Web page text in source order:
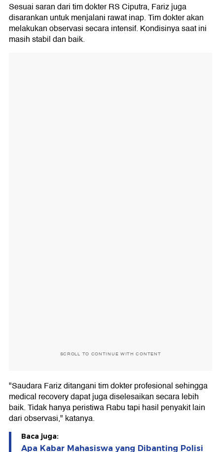
Sesuai saran dari tim dokter RS Ciputra, Fariz juga
disarankan untuk menjalani rawat inap. Tim dokter akan
melakukan observasi secara intensif. Kondisinya saat ini
masih stabil dan baik.
SCROLL TO CONTINUE WITH CONTENT
"Saudara Fariz ditangani tim dokter profesional sehingga
medical recovery dapat juga diselesaikan secara lebih
baik. Tidak hanya peristiwa Rabu tapi hasil penyakit lain
dari observasi," katanya.
Baca juga:
Apa Kabar Mahasiswa yang Dibanting Polisi